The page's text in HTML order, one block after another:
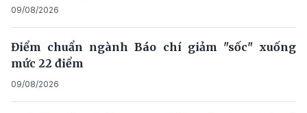
09/08/2026
Điểm chuẩn ngành Báo chí giảm "sốc" xuống
mức 22 điểm
09/08/2026